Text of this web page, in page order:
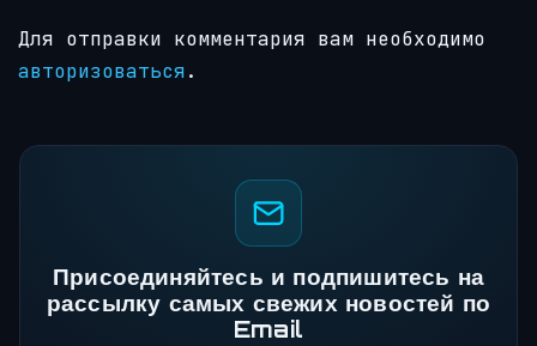
Для отправки комментария вам необходимо
авторизоваться.
Присоединяйтесь и подпишитесь на
рассылку самых свежих новостей по
Email